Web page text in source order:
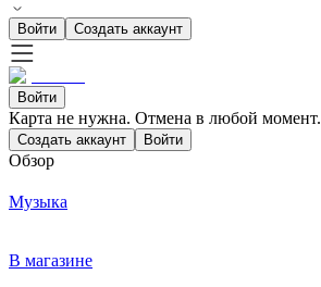
Войти Создать аккаунт
Войти
Карта не нужна. Отмена в любой момент.
Создать аккаунт Войти
Обзор
Музыка
В магазине